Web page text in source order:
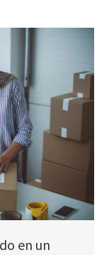
en un